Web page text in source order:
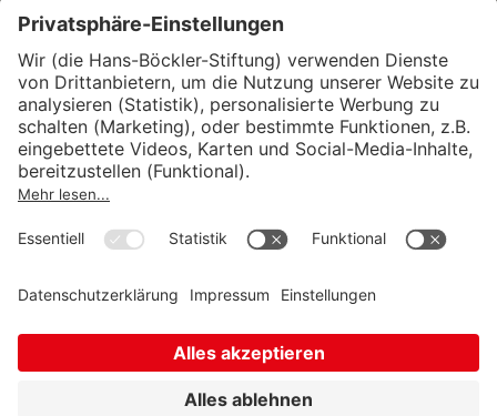
Wirtschafts- und Sozialwissenschaftliches Institut
Institut für Makroökonomie und
Konjunkturforschung
Unternehmensführung
Sozialrecht